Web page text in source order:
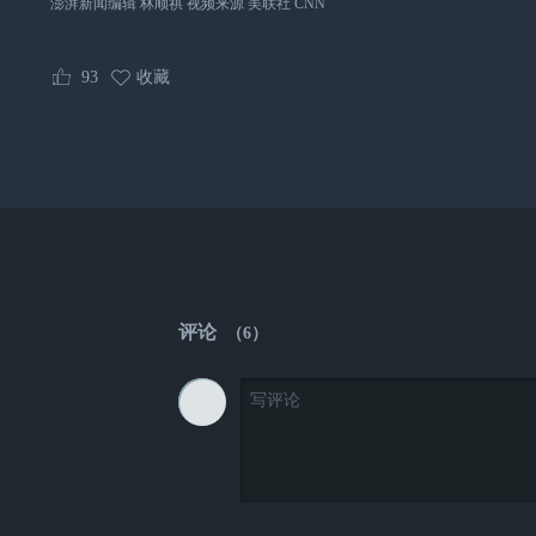
澎湃新闻编辑 林顺祺 视频来源 美联社 CNN
93 收藏
评论 （6）